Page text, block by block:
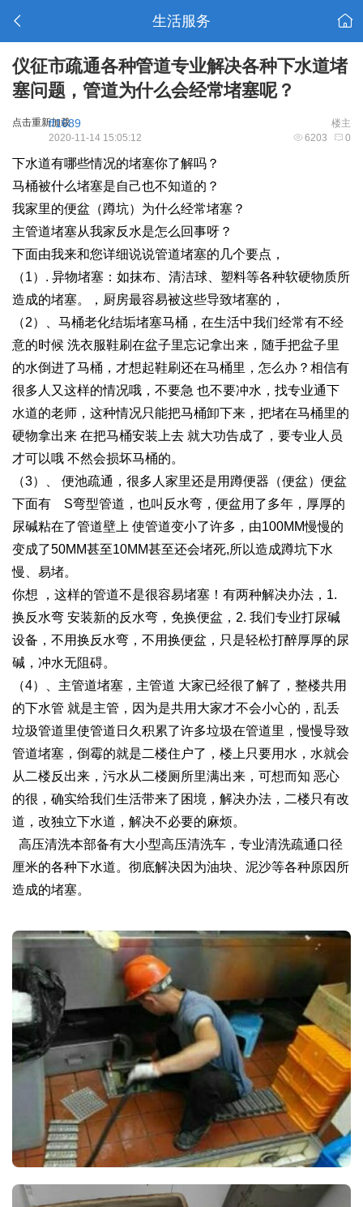
生活服务
仪征市疏通各种管道专业解决各种下水道堵
塞问题，管道为什么会经常堵塞呢？
点击重新加载 楼主
ff1689
6203 0
2020-11-14 15:05:12
下水道有哪些情况的堵塞你了解吗？
马桶被什么堵塞是自己也不知道的？
我家里的便盆（蹲坑）为什么经常堵塞？
主管道堵塞从我家反水是怎么回事呀？
下面由我来和您详细说说管道堵塞的几个要点，
（1）. 异物堵塞：如抹布、清洁球、塑料等各种软硬物质所
造成的堵塞。，厨房最容易被这些导致堵塞的，
（2）、马桶老化结垢堵塞马桶，在生活中我们经常有不经
意的时候 洗衣服鞋刷在盆子里忘记拿出来，随手把盆子里
的水倒进了马桶，才想起鞋刷还在马桶里，怎么办？相信有
很多人又这样的情况哦，不要急 也不要冲水，找专业通下
水道的老师，这种情况只能把马桶卸下来，把堵在马桶里的
硬物拿出来 在把马桶安装上去 就大功告成了，要专业人员
才可以哦 不然会损坏马桶的。
（3）、 便池疏通，很多人家里还是用蹲便器（便盆）便盆
下面有 S弯型管道，也叫反水弯，便盆用了多年，厚厚的
尿碱粘在了管道壁上 使管道变小了许多，由100MM慢慢的
变成了50MM甚至10MM甚至还会堵死,所以造成蹲坑下水
慢、易堵。
你想 ，这样的管道不是很容易堵塞！有两种解决办法，1.
换反水弯 安装新的反水弯，免换便盆，2. 我们专业打尿碱
设备，不用换反水弯，不用换便盆，只是轻松打醉厚厚的尿
碱，冲水无阻碍。
（4）、主管道堵塞，主管道 大家已经很了解了，整楼共用
的下水管 就是主管，因为是共用大家才不会小心的，乱丢
垃圾管道里使管道日久积累了许多垃圾在管道里，慢慢导致
管道堵塞，倒霉的就是二楼住户了，楼上只要用水，水就会
从二楼反出来，污水从二楼厕所里满出来，可想而知 恶心
的很，确实给我们生活带来了困境，解决办法，二楼只有改
道，改独立下水道，解决不必要的麻烦。
高压清洗本部备有大小型高压清洗车，专业清洗疏通口径
厘米的各种下水道。彻底解决因为油块、泥沙等各种原因所
造成的堵塞。